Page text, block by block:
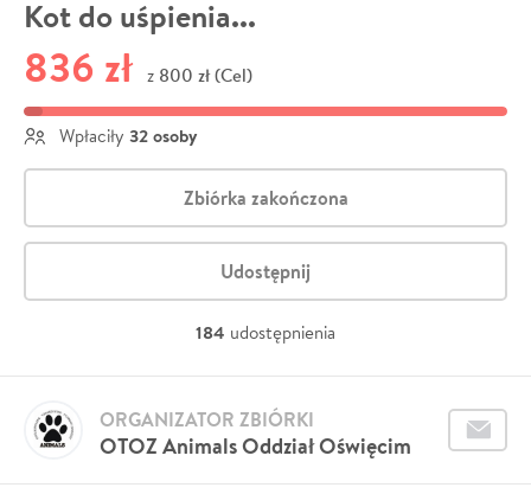
Kot do uśpienia...
836 zł z 800 zł (Cel)
Wpłaciły 32 osoby
Zbiórka zakończona
Udostępnij
184 udostępnienia
OTOZ Animals Oddział Oświęcim
ORGANIZATOR ZBIÓRKI